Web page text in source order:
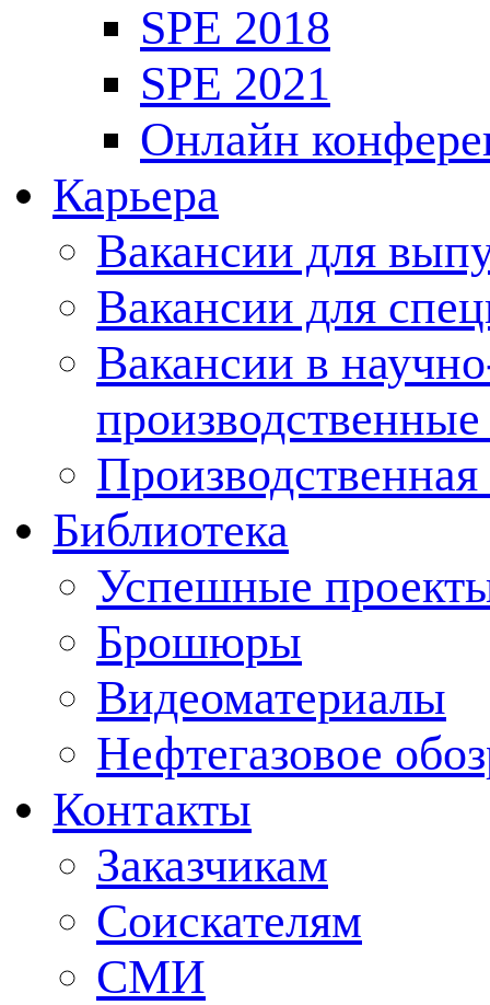
SPE 2018
SPE 2021
Онлайн
Карьера
Вакансии для
Вакансии для
Вакансии в
Производственная
Библиотека
Успешные
Брошюры
Видеоматериалы
Нефтегазовое
Контакты
Заказчикам
Соискателям
СМИ